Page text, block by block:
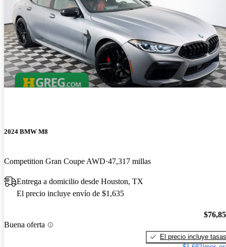
2024 BMW M8
Competition Gran Coupe AWD 47,317 millas
Entrega a domicilio desde Houston, TX
El precio incluye envío de $1,635
Buena oferta
El precio incluye tasas